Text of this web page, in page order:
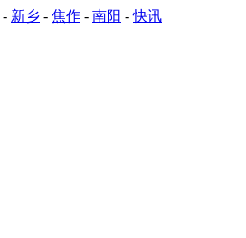
- 新乡 - 焦作 - 南阳 -快讯